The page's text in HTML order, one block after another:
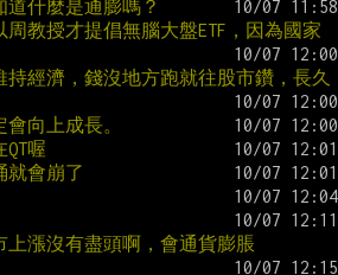
什麼是通膨嗎？
教授才提倡無腦大盤ETF，因為國家
經濟，錢沒地方跑就往股市鑽，長久
向上成長。
喔
就會崩了
漲沒有盡頭啊，會通貨膨脹